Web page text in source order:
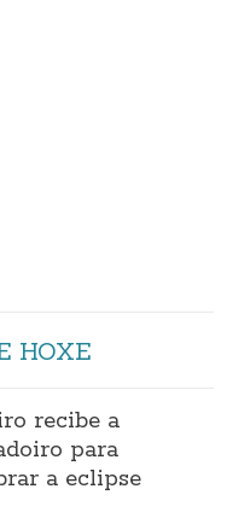
HOXE
recibe a
para
a eclipse